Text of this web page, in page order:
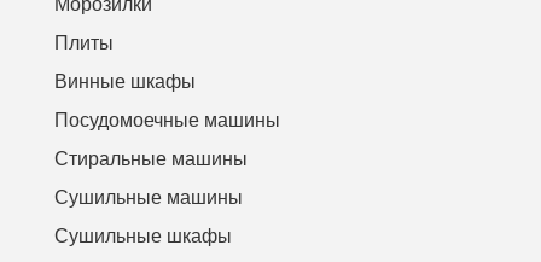
Плиты
Винные шкафы
Посудомоечные машины
Стиральные машины
Сушильные машины
Сушильные шкафы